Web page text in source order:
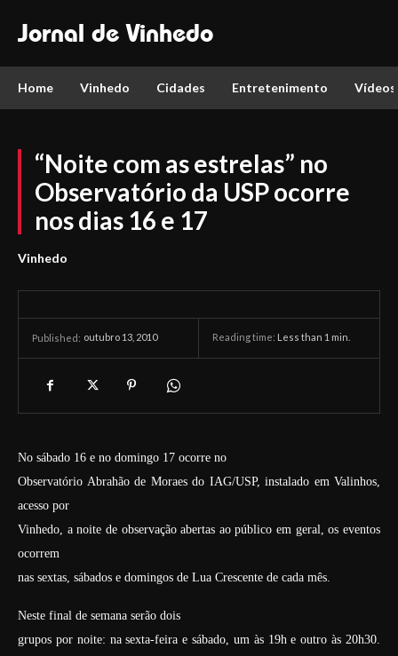
Jornal de Vinhedo
Home Vinhedo Cidades Entretenimento Vídeos
“Noite com as estrelas” no
Observatório da USP ocorre
nos dias 16 e 17
Vinhedo
Published: outubro 13, 2010 Reading time: Less than 1 min.
No sábado 16 e no domingo 17 ocorre no
Observatório Abrahão de Moraes do IAG/USP, instalado em Valinhos,
acesso por
Vinhedo, a noite de observação abertas ao público em geral, os eventos
ocorrem
nas sextas, sábados e domingos de Lua Crescente de cada mês.
Neste final de semana serão dois
grupos por noite: na sexta-feira e sábado, um às 19h e outro às 20h30.